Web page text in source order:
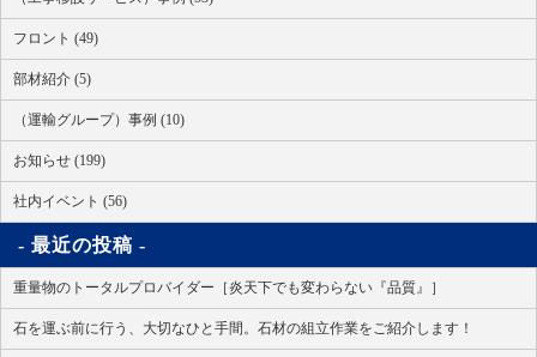
フロント (49)
部材紹介 (5)
（運輸グループ）事例 (10)
お知らせ (199)
社内イベント (56)
最近の投稿
重量物のトータルプロバイダー［炎天下でも変わらない『品質』］
石を運ぶ前に行う、大切なひと手間。石材の組立作業をご紹介します！